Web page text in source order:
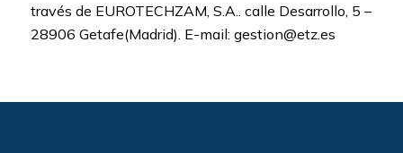
través de EUROTECHZAM, S.A.. calle Desarrollo, 5 –
28906 Getafe(Madrid). E-mail: gestion@etz.es